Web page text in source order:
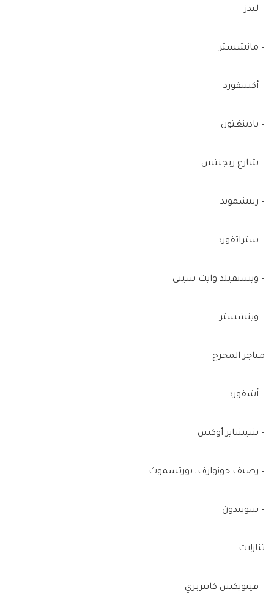
– ليدز
– مانشستر
– أكسفورد
– بادينغتون
– شارع ريجنتس
– ريتشموند
– ستراتفورد
– ويستفيلد وايت سيتي
– وينشستر
متاجر المخرج
– أشفورد
– شيشاير أوكس
– رصيف جونوارف، بورتسموث
– سويندون
تنازلات
– فينويكس كانتربري